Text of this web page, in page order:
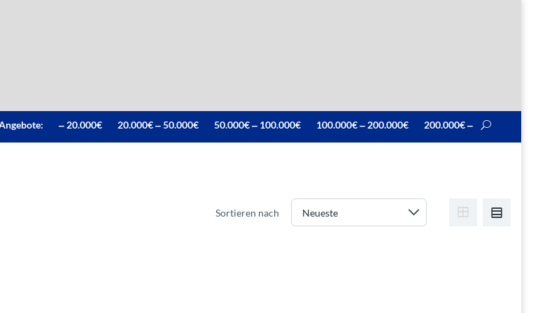
‒ 20.000€ 20.000€ ‒ 50.000€ 50.000€ ‒ 100.000€ 100.000€ ‒ 200.000€ 200.000€ ‒
Sortieren nach